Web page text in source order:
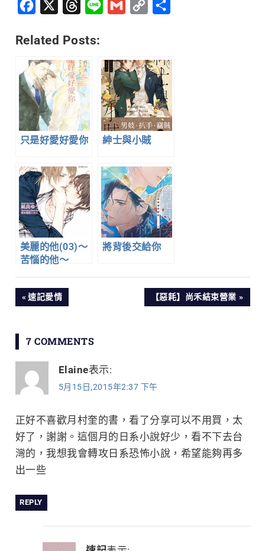
Facebook Threads
Line Gmail
Copy
Related Posts:
只是好愛好愛你 紳士與小賊
美麗的他(03)～
苦惱的他～
將背後交給你
文
導
覽
PREVIOUS
速記愛情
NEXT
【惡耗】尚禾結束營業
7 COMMENTS
Elaine表示:
5月15日,2015年2:37 下午
正好不喜歡月村奎的書，看了分享可以不用買，太
好了，謝謝。這個月的日系小說好少，看不下去台
灣的，我想我會轉攻日系恐怖小說，希望能夠再多
出一些
REPLY